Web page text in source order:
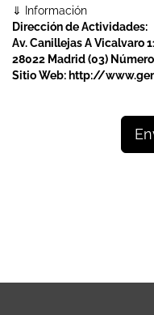
⇓ Información
Dirección de Actividades:
Av. Canillejas A Vicalvaro
28022 Madrid (03)
Sitio Web: http://